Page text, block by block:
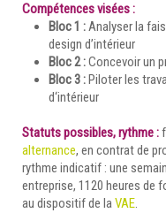
Compétences visées :
Bloc 1 :Analyser la
design d’intérieur
Bloc 2 :Concevoir un
Bloc 3 :Piloter les
d‘intérieur
Statuts possibles, rythme :
alternance, en contrat de
rythme indicatif : une
entreprise, 1120 heures de
au dispositif de laVAE.